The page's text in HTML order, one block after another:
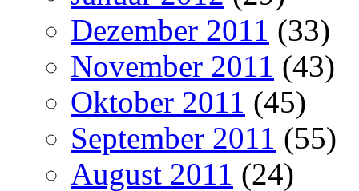
Dezember 2011 (33)
November 2011 (43)
Oktober 2011 (45)
September 2011 (55)
August 2011 (24)